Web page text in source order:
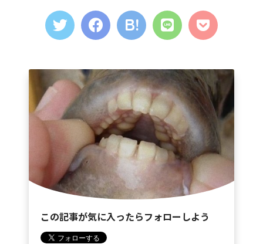
この記事が気に入ったらフォローしよう